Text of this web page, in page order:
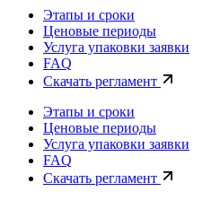
Этапы и сроки
Ценовые периоды
Услуга упаковки заявки
FAQ
Скачать регламент
Этапы и сроки
Ценовые периоды
Услуга упаковки заявки
FAQ
Скачать регламент